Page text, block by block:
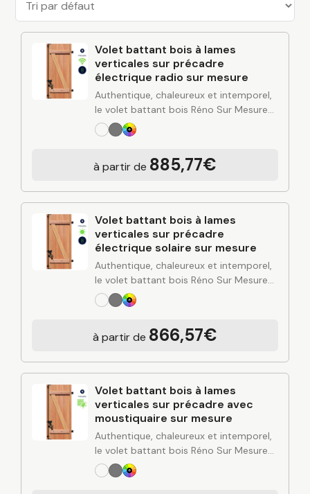
Volet battant bois à lames
verticales sur précadre
électrique radio sur mesure
Authentique, chaleureux et intemporel,
le volet battant bois Réno Sur Mesure
apporte du cachet à votre façade tout
en renforçant l’isolation et la protection
mesure…
à partir de 885,77€
Volet battant bois à lames
verticales sur précadre
électrique solaire sur mesure
Authentique, chaleureux et intemporel,
le volet battant bois Réno Sur Mesure
apporte du cachet à votre façade tout
en renforçant l’isolation et la protection
mesure…
à partir de 866,57€
Volet battant bois à lames
verticales sur précadre avec
moustiquaire sur mesure
Authentique, chaleureux et intemporel,
le volet battant bois Réno Sur Mesure
apporte du cachet à votre façade tout
en renforçant l’isolation et la protection